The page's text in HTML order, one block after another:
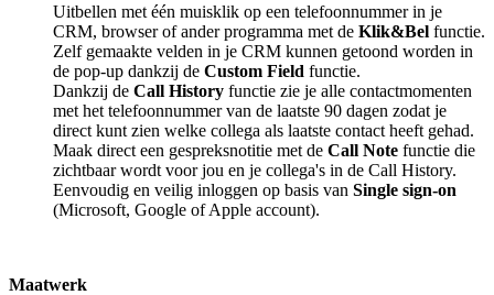
Uitbellen met één muisklik op een telefoonnummer in je
CRM, browser of ander programma met de Klik&Bel functie.
Zelf gemaakte velden in je CRM kunnen getoond worden in
de pop-up dankzij de Custom Field functie.
Dankzij de Call History functie zie je alle contactmomenten
met het telefoonnummer van de laatste 90 dagen zodat je
direct kunt zien welke collega als laatste contact heeft gehad.
Maak direct een gespreksnotitie met de Call Note functie die
zichtbaar wordt voor jou en je collega's in de Call History.
Eenvoudig en veilig inloggen op basis van Single sign-on
(Microsoft, Google of Apple account).
Maatwerk